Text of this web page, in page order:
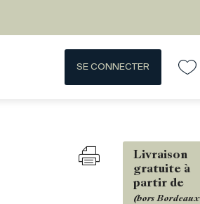
SE CONNECTER
Livraison
gratuite à
partir de
(hors Bordeaux